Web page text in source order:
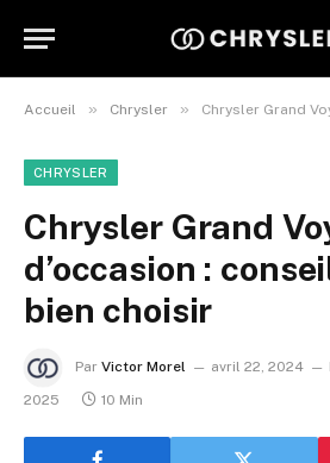
Accueil » Chrysler » Chrysler Grand Voyager
CHRYSLER
Chrysler Grand
d’occasion :
bien choisir
Par Victor Morel avril 22, 2024
2025
10 Min